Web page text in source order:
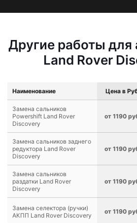
Другие работы для
Land Rover
Наименование Цена в
Замена сальников
Powershift Land Rover
Discovery
от 1190
Замена сальников заднего
редуктора Land Rover
Discovery
от 1190
Замена сальников
раздатки Land Rover
Discovery
от 1190
Замена селектора (ручки)
АКПП Land Rover Discovery
от 1190